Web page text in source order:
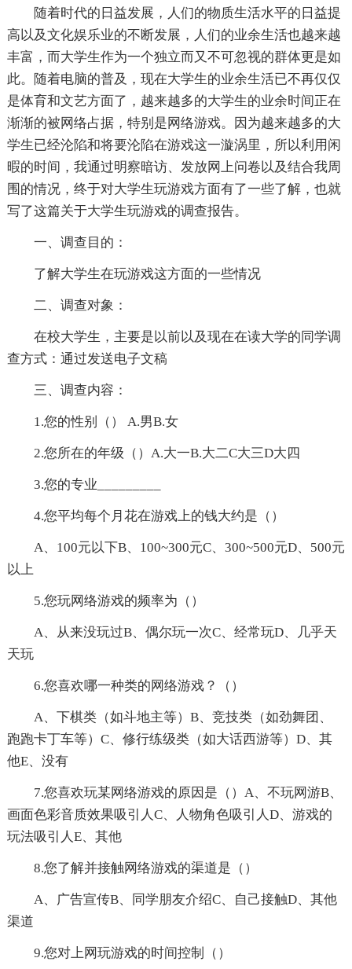
随着时代的日益发展，人们的物质生活水平的日益提
高以及文化娱乐业的不断发展，人们的业余生活也越来越
丰富，而大学生作为一个独立而又不可忽视的群体更是如
此。随着电脑的普及，现在大学生的业余生活已不再仅仅
是体育和文艺方面了，越来越多的大学生的业余时间正在
渐渐的被网络占据，特别是网络游戏。因为越来越多的大
学生已经沦陷和将要沦陷在游戏这一漩涡里，所以利用闲
暇的时间，我通过明察暗访、发放网上问卷以及结合我周
围的情况，终于对大学生玩游戏方面有了一些了解，也就
写了这篇关于大学生玩游戏的调查报告。
一、调查目的：
了解大学生在玩游戏这方面的一些情况
二、调查对象：
在校大学生，主要是以前以及现在在读大学的同学调
查方式：通过发送电子文稿
三、调查内容：
1.您的性别（） A.男B.女
2.您所在的年级（）A.大一B.大二C大三D大四
3.您的专业_________
4.您平均每个月花在游戏上的钱大约是（）
A、100元以下B、100~300元C、300~500元D、500元
以上
5.您玩网络游戏的频率为（）
A、从来没玩过B、偶尔玩一次C、经常玩D、几乎天
天玩
6.您喜欢哪一种类的网络游戏？（）
A、下棋类（如斗地主等）B、竞技类（如劲舞团、
跑跑卡丁车等）C、修行练级类（如大话西游等）D、其
他E、没有
7.您喜欢玩某网络游戏的原因是（）A、不玩网游B、
画面色彩音质效果吸引人C、人物角色吸引人D、游戏的
玩法吸引人E、其他
8.您了解并接触网络游戏的渠道是（）
A、广告宣传B、同学朋友介绍C、自己接触D、其他
渠道
9.您对上网玩游戏的时间控制（）